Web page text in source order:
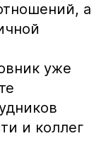
а
уже
и коллег